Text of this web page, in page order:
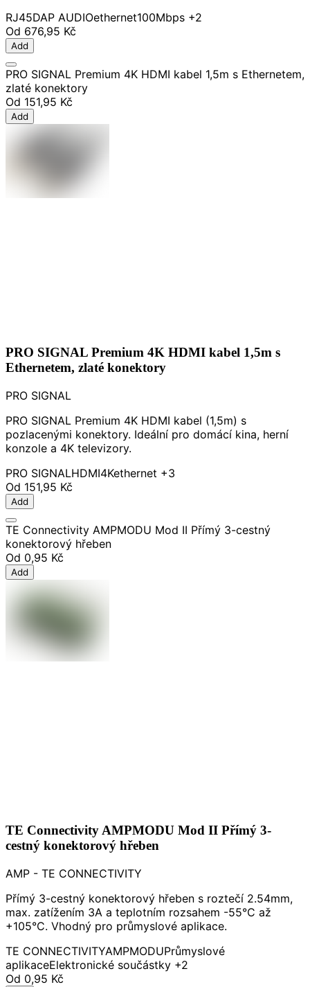
RJ45DAP AUDIOethernet100Mbps +2
Od 676,95 Kč
Add
PRO SIGNAL Premium 4K HDMI kabel 1,5m s Ethernetem,
zlaté konektory
Od 151,95 Kč
Add
PRO SIGNAL Premium 4K HDMI kabel 1,5m s
Ethernetem, zlaté konektory
PRO SIGNAL
PRO SIGNAL Premium 4K HDMI kabel (1,5m) s
pozlacenými konektory. Ideální pro domácí kina, herní
konzole a 4K televizory.
PRO SIGNALHDMI4Kethernet +3
Od 151,95 Kč
Add
TE Connectivity AMPMODU Mod II Přímý 3-cestný
konektorový hřeben
Od 0,95 Kč
Add
TE Connectivity AMPMODU Mod II Přímý 3-
cestný konektorový hřeben
AMP - TE CONNECTIVITY
Přímý 3-cestný konektorový hřeben s roztečí 2.54mm,
max. zatížením 3A a teplotním rozsahem -55°C až
+105°C. Vhodný pro průmyslové aplikace.
TE CONNECTIVITYAMPMODUPrůmyslové
aplikaceElektronické součástky +2
Od 0,95 Kč